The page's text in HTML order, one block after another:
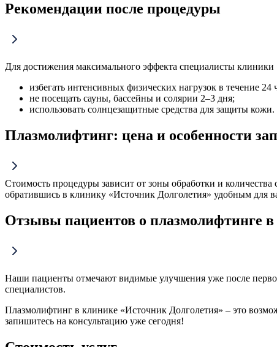
Рекомендации после процедуры
Для достижения максимального эффекта специалисты
избегать интенсивных физических нагрузок в течение 24
не посещать сауны, бассейны и солярии 2–3 дня;
использовать солнцезащитные средства для защиты кожи.
Плазмолифтинг: цена и особенности
Стоимость процедуры зависит от зоны обработки и
обратившись в клинику «Источник Долголетия» удобным для
Отзывы пациентов о плазмолифтинге
Наши пациенты отмечают видимые улучшения уже после
специалистов.
Плазмолифтинг в клинике «Источник Долголетия» – это
запишитесь на консультацию уже сегодня!